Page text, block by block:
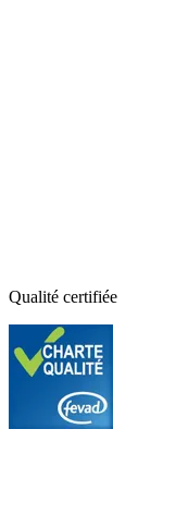
Qualité certifiée